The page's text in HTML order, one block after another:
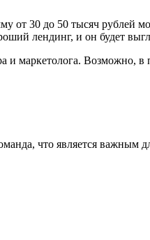
30 до 50 тысяч рублей
лендинг, и он будет
и маркетолога. Возможно,
что является важным